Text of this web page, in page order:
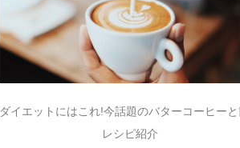
ダイエットにはこれ!今話題のバターコーヒー
レシピ紹介